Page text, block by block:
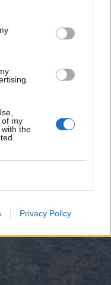
of my
the
Privacy Policy